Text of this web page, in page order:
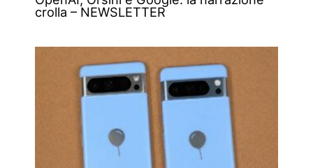
crolla – NEWSLETTER